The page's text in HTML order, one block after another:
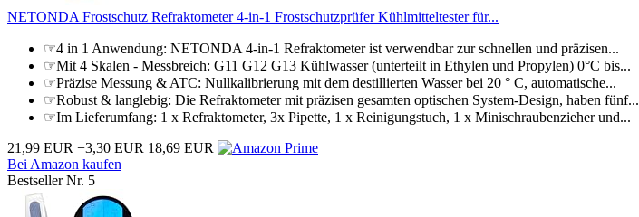
NETONDA Frostschutz Refraktometer 4-in-1 Frostschutzprüfer Kühlmitteltester für...
☞4 in 1 Anwendung: NETONDA 4-in-1 Refraktometer ist verwendbar zur schnellen und präzisen...
☞Mit 4 Skalen - Messbreich: G11 G12 G13 Kühlwasser (unterteilt in Ethylen und Propylen) 0°C bis...
☞Präzise Messung & ATC: Nullkalibrierung mit dem destillierten Wasser bei 20 ° C, automatische...
☞Robust & langlebig: Die Refraktometer mit präzisen gesamten optischen System-Design, haben fünf...
☞Im Lieferumfang: 1 x Refraktometer, 3x Pipette, 1 x Reinigungstuch, 1 x Minischraubenzieher und...
21,99 EUR −3,30 EUR 18,69 EUR
Bei Amazon kaufen
Bestseller Nr. 5